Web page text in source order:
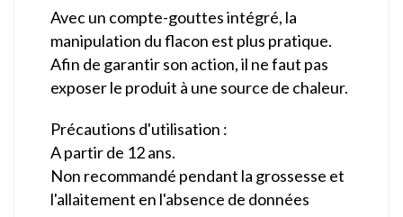
Avec un compte-gouttes intégré, la
manipulation du flacon est plus pratique.
Afin de garantir son action, il ne faut pas
exposer le produit à une source de chaleur.
Précautions d'utilisation :
A partir de 12 ans.
Non recommandé pendant la grossesse et
l'allaitement en l'absence de données